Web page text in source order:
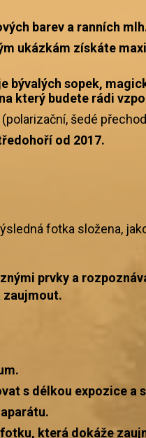
barev a ranních
ukázkám získáte
bývalých sopek,
který budete rádi
(polarizační, šedé
od 2017.
fotka složena,
prvky a
zaujmout.
s délkou expozice a
která dokáže